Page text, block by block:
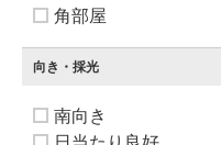
角部屋
向き・採光
南向き